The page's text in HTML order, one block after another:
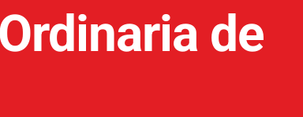
de